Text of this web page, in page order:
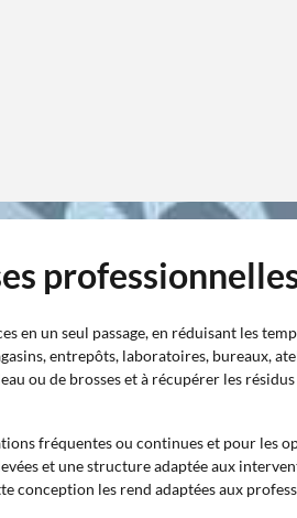
en un seul passage, en réduisant les
entrepôts, laboratoires, bureaux,
ou de brosses et à récupérer les
fréquentes ou continues et pour les
et une structure adaptée aux
les rend adaptées aux